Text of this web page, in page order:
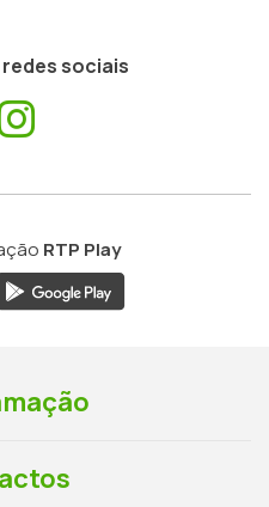
sociais
RTP Play